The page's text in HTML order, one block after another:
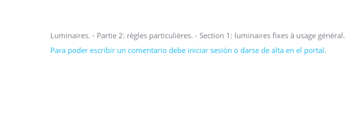
Luminaires. - Partie 2: règles particulières. - Section 1: luminaires fixes à usage général.
Para poder escribir un comentario debe iniciar sesión o darse de alta en el portal.